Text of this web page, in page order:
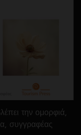
την ομορφιά,
συγγραφέας